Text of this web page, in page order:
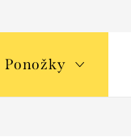
Ponožky